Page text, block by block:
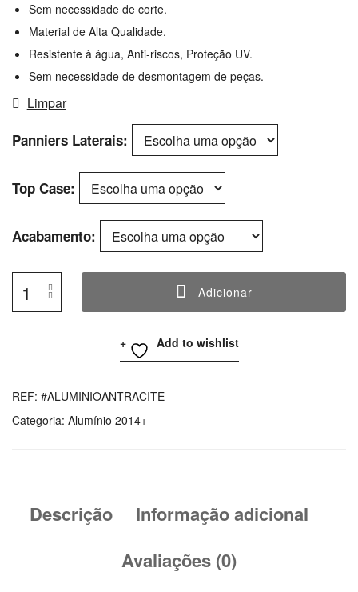
Sem necessidade de corte.
Material de Alta Qualidade.
Resistente à água, Anti-riscos, Proteção UV.
Sem necessidade de desmontagem de peças.
Panniers Laterais
Top Case
Acabamento
Limpar
Quantidade
Cases
Wrap
Adicionar
Add to wishlist
REF: #ALUMINIOANTRACITE
Categoria: Alumínio 2014+
Descrição
Informação adicional
Avaliações (0)